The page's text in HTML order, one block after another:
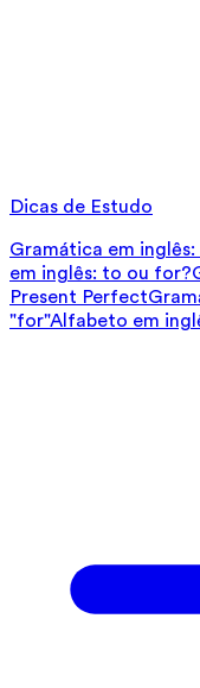
Dicas de Estudo
Gramática em inglês:
em inglês: to ou for?
Present Perfect
"for"Alfabeto em